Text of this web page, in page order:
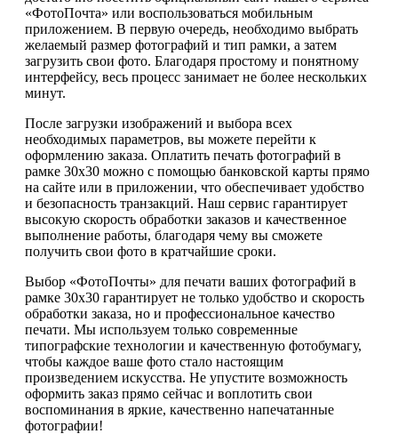
«ФотоПочта» или воспользоваться мобильным
приложением. В первую очередь, необходимо выбрать
желаемый размер фотографий и тип рамки, а затем
загрузить свои фото. Благодаря простому и понятному
интерфейсу, весь процесс занимает не более нескольких
минут.
После загрузки изображений и выбора всех
необходимых параметров, вы можете перейти к
оформлению заказа. Оплатить печать фотографий в
рамке 30х30 можно с помощью банковской карты прямо
на сайте или в приложении, что обеспечивает удобство
и безопасность транзакций. Наш сервис гарантирует
высокую скорость обработки заказов и качественное
выполнение работы, благодаря чему вы сможете
получить свои фото в кратчайшие сроки.
Выбор «ФотоПочты» для печати ваших фотографий в
рамке 30х30 гарантирует не только удобство и скорость
обработки заказа, но и профессиональное качество
печати. Мы используем только современные
типографские технологии и качественную фотобумагу,
чтобы каждое ваше фото стало настоящим
произведением искусства. Не упустите возможность
оформить заказ прямо сейчас и воплотить свои
воспоминания в яркие, качественно напечатанные
фотографии!